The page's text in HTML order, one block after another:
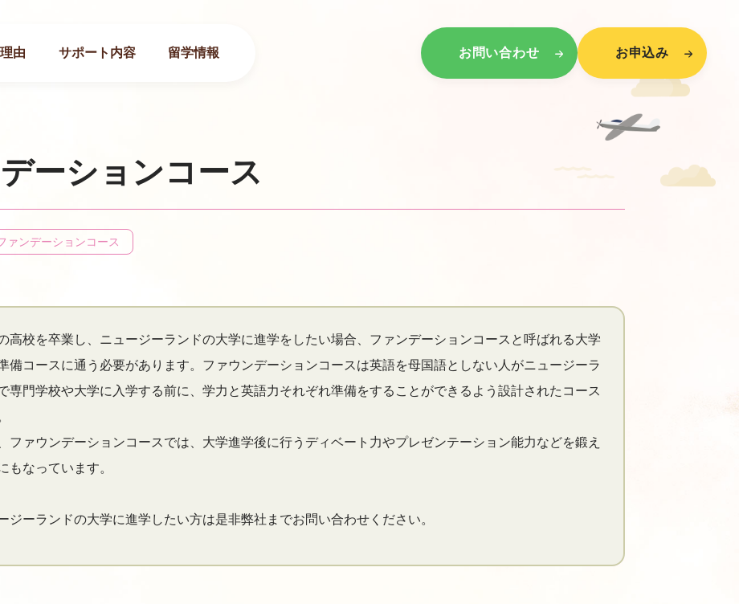
由 サポート内容 留学情報 お問い合わせ お申込み
ーションコース
ァンデーションコース
高校を卒業し、ニュージーランドの大学に進学をしたい場合、ファンデーションコースと呼ばれる大学
備コースに通う必要があります。ファウンデーションコースは英語を母国語としない人がニュージーラ
専門学校や大学に入学する前に、学力と英語力それぞれ準備をすることができるよう設計されたコース
ファウンデーションコースでは、大学進学後に行うディベート力やプレゼンテーション能力などを鍛え
もなっています。
ジーランドの大学に進学したい方は是非弊社までお問い合わせください。